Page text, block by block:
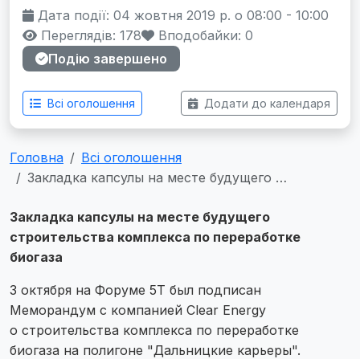
Дата події: 04 жовтня 2019 р. о 08:00 - 10:00
Переглядів: 178
Вподобайки: 0
Подію завершено
Всі оголошення Додати до календаря
Головна
Всі оголошення
Закладка капсулы на месте будущего …
Закладка капсулы на месте будущего
строительства комплекса по переработке
биогаза
3 октября на Форуме 5Т был подписан
Меморандум с компанией Clear Energy
о строительства комплекса по переработке
биогаза на полигоне "Дальницкие карьеры".